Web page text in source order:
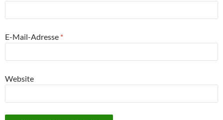
E-Mail-Adresse *
Website